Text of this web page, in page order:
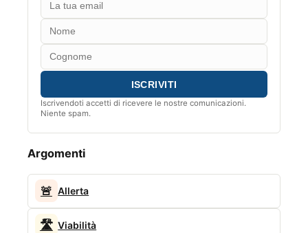
Iscrivendoti accetti di ricevere le nostre comunicazioni.
Niente spam.
Argomenti
🚨 Allerta
🛣️ Viabilità